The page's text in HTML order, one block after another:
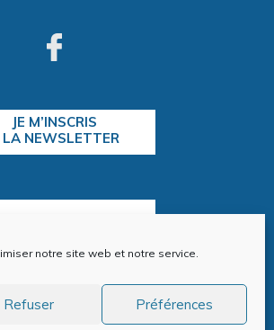
notre site web et notre service.
Refuser Préférences
JE M’INSCRIS
NEWSLETTER